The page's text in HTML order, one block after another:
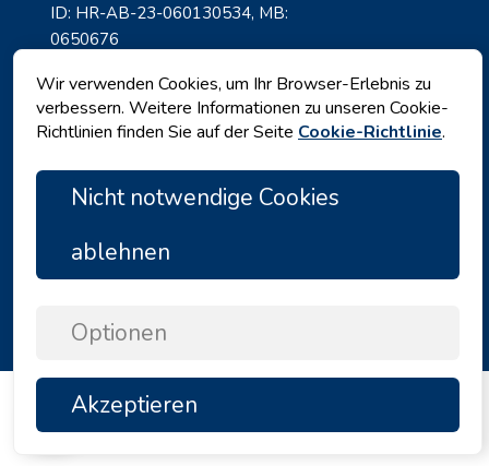
ID: HR-AB-23-060130534, MB:
0650676
Copyright © 2026 by Angelina Tours d.o.o.
Wir verwenden Cookies, um Ihr Browser-Erlebnis zu
verbessern. Weitere Informationen zu unseren Cookie-
Richtlinien finden Sie auf der Seite Cookie-Richtlinie.
Nicht notwendige Cookies
ablehnen
Optionen
Akzeptieren